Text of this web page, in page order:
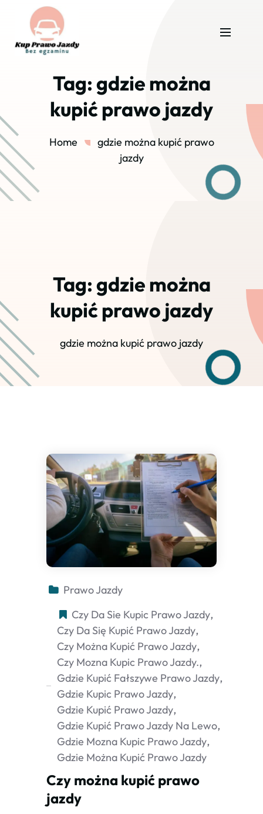
Tag:gdzie można
kupić prawo jazdy
Home
gdzie można kupić prawo
jazdy
Tag:gdzie można
kupić prawo jazdy
gdzie można kupić prawo jazdy
Prawo Jazdy
Czy Da Sie Kupic Prawo Jazdy
Czy Da Się Kupić Prawo Jazdy
Czy Można Kupić Prawo Jazdy
Czy Mozna Kupic Prawo Jazdy.
Gdzie Kupić Fałszywe Prawo Jazdy
Gdzie Kupic Prawo Jazdy
Gdzie Kupić Prawo Jazdy
Gdzie Kupić Prawo Jazdy Na Lewo
Gdzie Mozna Kupic Prawo Jazdy
Gdzie Można Kupić Prawo Jazdy
Czy można kupić prawo
jazdy